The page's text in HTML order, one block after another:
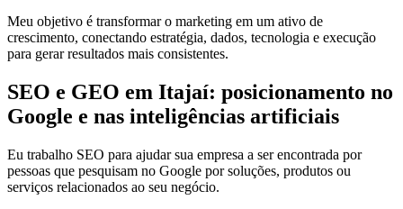
Meu objetivo é transformar o marketing em um ativo de
crescimento, conectando estratégia, dados, tecnologia e execução
para gerar resultados mais consistentes.
SEO e GEO em Itajaí: posicionamento no
Google e nas inteligências artificiais
Eu trabalho SEO para ajudar sua empresa a ser encontrada por
pessoas que pesquisam no Google por soluções, produtos ou
serviços relacionados ao seu negócio.